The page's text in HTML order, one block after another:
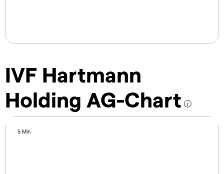
IVF Hartmann
Holding AG-Chart
5 Min